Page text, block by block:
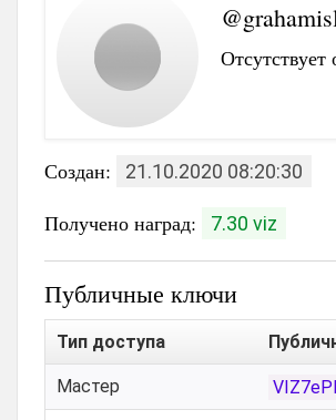
Отсутствует
Создан: 21.10.2020 08:20:30
Получено наград: 7.30 viz
Публичные ключи
Тип доступа
Мастер